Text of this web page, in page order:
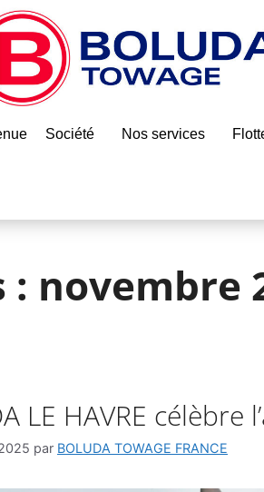
Société Nos services
: novembre
LE HAVRE célèbre
par BOLUDA TOWAGE FRANCE